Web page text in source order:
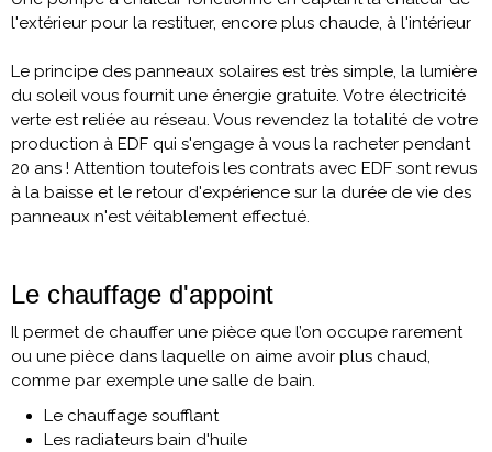
l'extérieur pour la restituer, encore plus chaude, à l'intérieur
Le principe des panneaux solaires est très simple, la lumière
du soleil vous fournit une énergie gratuite. Votre électricité
verte est reliée au réseau. Vous revendez la totalité de votre
production à EDF qui s'engage à vous la racheter pendant
20 ans ! Attention toutefois les contrats avec EDF sont revus
à la baisse et le retour d'expérience sur la durée de vie des
panneaux n'est véitablement effectué.
Le chauffage d'appoint
Il permet de chauffer une pièce que l’on occupe rarement
ou une pièce dans laquelle on aime avoir plus chaud,
comme par exemple une salle de bain.
Le chauffage soufflant
Les radiateurs bain d'huile